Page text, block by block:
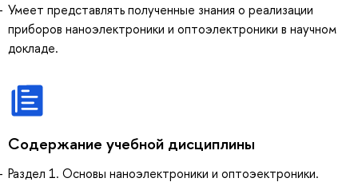
Умеет представлять полученные знания о реализации
приборов наноэлектроники и оптоэлектроники в научном
докладе.
Содержание учебной дисциплины
Раздел 1. Основы наноэлектроники и оптоэектроники.